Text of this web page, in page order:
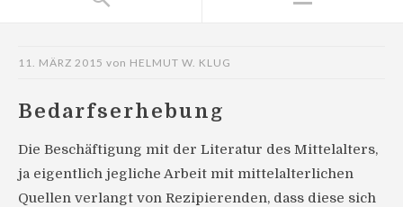
11. MÄRZ 2015 von HELMUT W. KLUG
Bedarfserhebung
Die Beschäftigung mit der Literatur des Mittelalters,
ja eigentlich jegliche Arbeit mit mittelalterlichen
Quellen verlangt von Rezipierenden, dass diese sich